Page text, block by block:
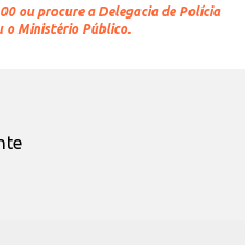
ou procure a Delegacia de Polícia
o Ministério Público.